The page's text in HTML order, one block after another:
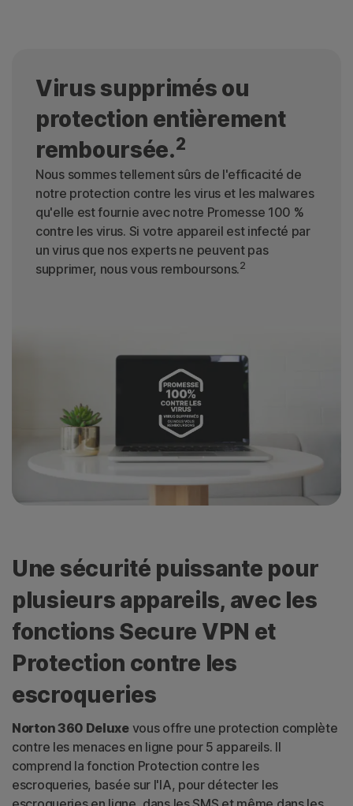
Virus supprimés ou
protection entièrement
remboursée.2
Nous sommes tellement sûrs de l'efficacité de
notre protection contre les virus et les malwares
qu'elle est fournie avec notre Promesse 100 %
contre les virus. Si votre appareil est infecté par
un virus que nos experts ne peuvent pas
supprimer, nous vous remboursons.2
Une sécurité puissante pour
plusieurs appareils, avec les
fonctions Secure VPN et
Protection contre les
escroqueries
Norton 360 Deluxevous offre une protection complète
contre les menaces en ligne pour 5 appareils. Il
comprend la fonction Protection contre les
escroqueries, basée sur l'IA, pour détecter les